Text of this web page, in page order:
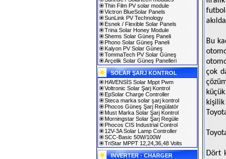
Thin Film PV solar module
Victron BlueSolar Panels
SunLink PV Technology
Esnek / Flexible Solar Panels
Trina Solar Honey Module
Shems Solar Güneş Paneli
Phono Solar Güneş Paneli
Kalyon PV Solar Güneş
TommaTech PV Solar Güneş
Arçelik Solar Güneş Panelleri
SOLAR ŞARJ KONTROL
HAVENSİS Solar Mppt Pwm
Voltronic Solar Şarj Kontrol
EpSolar Charge Controller
Steca marka solar şarj kontrol
Phocos Güneş Şarj Regülatör
Must Marka Solar Şarj Kontrol
Morningstar Solar Şarj Regüle
Phocos CIS Industrial Control
12V-3A Solar Lamp Controller
SCC-Basic 50W/100W
TriStar MPPT 12,24,36,48 Volts
INVERTER - CHARGER
Bu
çok
Dört